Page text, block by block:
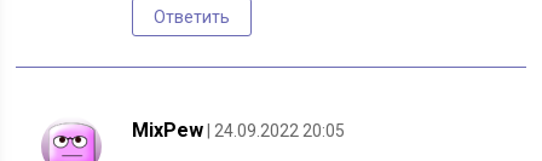
Ответить
MixPew | 24.09.2022 20:05